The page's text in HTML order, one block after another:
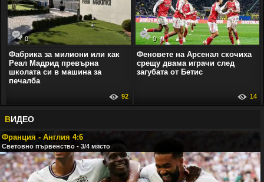
0
Фабрика за милиони или как
Реал Мадрид превърна
школата си в машина за
печалба
92
0
Феновете на Арсенал скочиха
срещу двама играчи след
загубата от Бетис
14
ВИДЕО
Франция - Англия 4:6
Световно първенство - 3/4 място